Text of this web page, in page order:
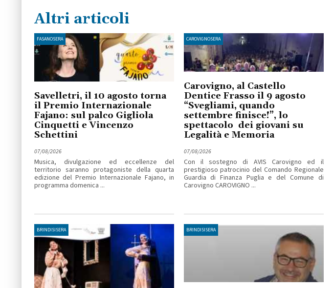
Altri articoli
FASANOSERA
Savelletri, il 10 agosto torna
il Premio Internazionale
Fajano: sul palco Gigliola
Cinquetti e Vincenzo
Schettini
07/08/2026
Musica, divulgazione ed eccellenze del
territorio saranno protagoniste della quarta
edizione del Premio Internazionale Fajano, in
programma domenica ...
CAROVIGNOSERA
Carovigno, al Castello
Dentice Frasso il 9 agosto
“Svegliami, quando
settembre finisce!”, lo
spettacolo dei giovani su
Legalità e Memoria
07/08/2026
Con il sostegno di AVIS Carovigno ed il
prestigioso patrocinio del Comando Regionale
Guardia di Finanza Puglia e del Comune di
Carovigno CAROVIGNO ...
BRINDISISERA BRINDISISERA